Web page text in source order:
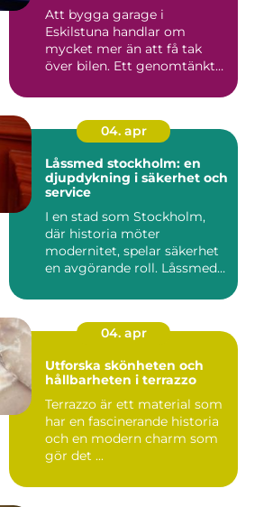
Att bygga garage i
Eskilstuna handlar om
mycket mer än att få tak
över bilen. Ett genomtänkt
04. apr
Låssmed stockholm: en
djupdykning i säkerhet och
service
I en stad som Stockholm,
där historia möter
modernitet, spelar säkerhet
en avgörande roll. Låssmed
04. apr
Utforska skönheten och
hållbarheten i terrazzo
Terrazzo är ett material som
har en fascinerande historia
och en modern charm som
gör det ...